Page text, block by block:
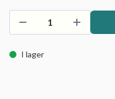
I lager